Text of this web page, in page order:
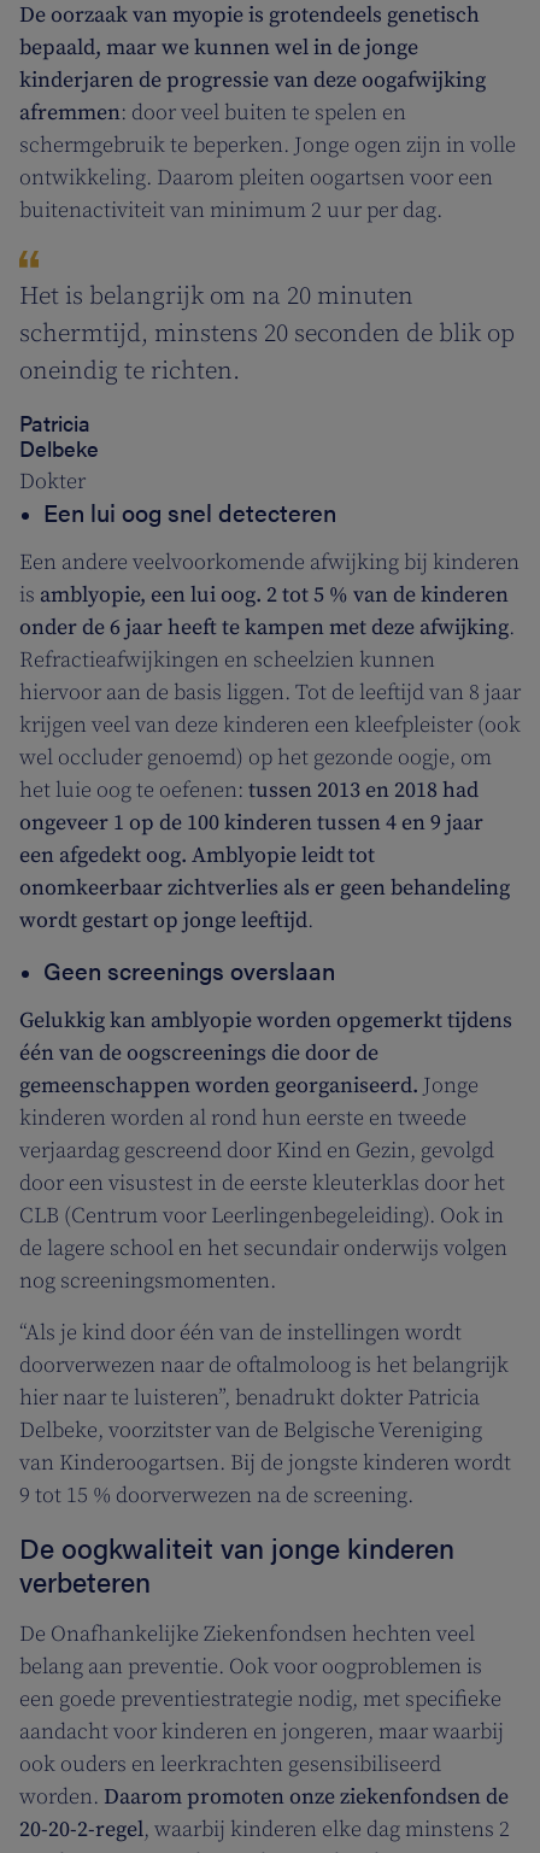
De oorzaak van myopie is grotendeels genetisch
bepaald, maar we kunnen wel in de jonge
kinderjaren de progressie van deze oogafwijking
afremmen: door veel buiten te spelen en
schermgebruik te beperken. Jonge ogen zijn in volle
ontwikkeling. Daarom pleiten oogartsen voor een
buitenactiviteit van minimum 2 uur per dag.
Patricia
Delbeke
Dokter
Het is belangrijk om na 20 minuten
schermtijd, minstens 20 seconden de blik op
oneindig te richten.
Een lui oog snel detecteren
Een andere veelvoorkomende afwijking bij kinderen
is amblyopie, een lui oog. 2 tot 5 % van de kinderen
onder de 6 jaar heeft te kampen met deze afwijking.
Refractieafwijkingen en scheelzien kunnen
hiervoor aan de basis liggen. Tot de leeftijd van 8 jaar
krijgen veel van deze kinderen een kleefpleister (ook
wel occluder genoemd) op het gezonde oogje, om
het luie oog te oefenen: tussen 2013 en 2018 had
ongeveer 1 op de 100 kinderen tussen 4 en 9 jaar
een afgedekt oog. Amblyopie leidt tot
onomkeerbaar zichtverlies als er geen behandeling
wordt gestart op jonge leeftijd.
Geen screenings overslaan
Gelukkig kan amblyopie worden opgemerkt tijdens
één van de oogscreenings die door de
gemeenschappen worden georganiseerd. Jonge
kinderen worden al rond hun eerste en tweede
verjaardag gescreend door Kind en Gezin, gevolgd
door een visustest in de eerste kleuterklas door het
CLB (Centrum voor Leerlingenbegeleiding). Ook in
de lagere school en het secundair onderwijs volgen
nog screeningsmomenten.
“Als je kind door één van de instellingen wordt
doorverwezen naar de oftalmoloog is het belangrijk
hier naar te luisteren”, benadrukt dokter Patricia
Delbeke, voorzitster van de Belgische Vereniging
van Kinderoogartsen. Bij de jongste kinderen wordt
9 tot 15 % doorverwezen na de screening.
De oogkwaliteit van jonge kinderen
verbeteren
De Onafhankelijke Ziekenfondsen hechten veel
belang aan preventie. Ook voor oogproblemen is
een goede preventiestrategie nodig, met specifieke
aandacht voor kinderen en jongeren, maar waarbij
ook ouders en leerkrachten gesensibiliseerd
worden. Daarom promoten onze ziekenfondsen de
20-20-2-regel, waarbij kinderen elke dag minstens 2